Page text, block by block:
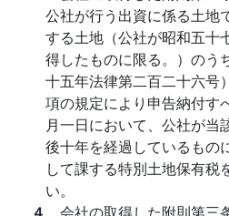
公社が行う出資に係る土地
する土地（公社が昭和五十
得したものに限る。）のう
十五年法律第二百二十六号
項の規定により申告納付す
月一日において、公社が当
後十年を経過しているもの
して課する特別土地保有税
い。